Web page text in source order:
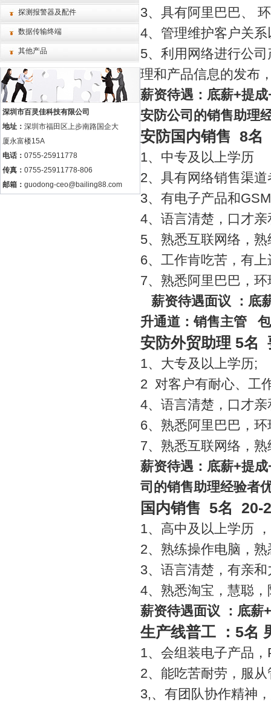
探测报警器及配件
数据传输终端
其他产品
深圳市百灵佳科技有限公司
地址： 深圳市福田区上步南路国企大
厦永富楼15A
电话： 0755-25911778
传真： 0755-25911778-806
邮箱： guodong-ceo@bailing88.com
3、具有阿里巴巴、
4、管理维护客户关
5、利用网络进行公
理和产品信息的发布
薪资待遇：底薪+提成
安防公司的销售助理
安防国内销售 8名
1、中专及以上学历
2、具有网络销售渠
3、有电子产品和GSM
4、语言清楚，口才
5、熟悉互联网络，
6、工作肯吃苦，有
7、熟悉阿里巴巴，
薪资待遇面议
：底
升通道：销售主管
安防外贸助理 5名
1、大专及以上学历;
2 对客户有耐心、工
4、语言清楚，口才
6、熟悉阿里巴巴，
7、熟悉互联网络，
薪资待遇：底薪+提成
司的销售助理经验者
国内销售 5名 20-
1、高中及以上学历
2、熟练操作电脑，
3、语言清楚，有亲
4、熟悉淘宝，慧聪
薪资待遇面议
：底薪+
生产线普工 ： 5名
1、会组装电子产品，
2、能吃苦耐劳，服从
3,、有团队协作精神